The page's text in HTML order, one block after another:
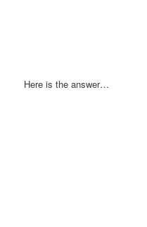
Here is the answer…